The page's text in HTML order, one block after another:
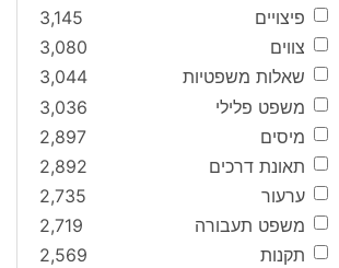
פיצויים
3,145
צווים
3,080
שאלות משפטיות
3,044
משפט פלילי
3,036
מיסים
2,897
תאונת דרכים
2,892
ערעור
2,735
משפט תעבורה
2,719
תקנות
2,569